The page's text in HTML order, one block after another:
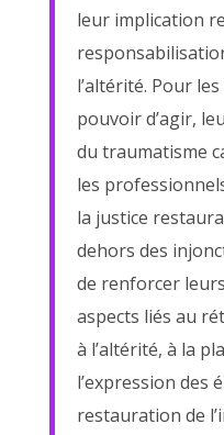
leur implication
l’altérité. Pour
pouvoir d’agir,
du traumatisme
les
la justice
dehors des
de renforcer
aspects liés au
à l’altérité, à la
l’expression des
restauration de